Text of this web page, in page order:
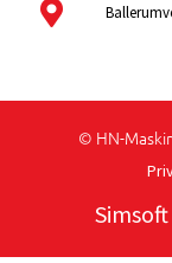
© HN-
Simsoft